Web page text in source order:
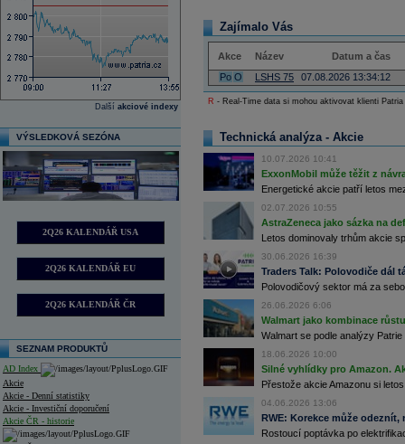
Další akciové indexy
VÝSLEDKOVÁ SEZÓNA
2Q26 KALENDÁŘ USA
2Q26 KALENDÁŘ EU
2Q26 KALENDÁŘ ČR
SEZNAM PRODUKTŮ
AD Index
Akcie
Akcie - Denní statistiky
Akcie - Investiční doporučení
Akcie ČR - historie
Zajímalo Vás
Akce Název
Datum a čas
Po O LSHS 75 07.08.2026 13:34:12
R - Real-Time data si mohou aktivovat klienti
Technická analýza - Akcie
10.07.2026 10:41
ExxonMobil může těžit z
Energetické akcie patří letos
02.07.2026 10:55
AstraZeneca jako sázka na
Letos dominovaly trhům akcie
30.06.2026 16:39
Traders Talk: Polovodiče dál
Polovodičový sektor má za
26.06.2026 6:06
Walmart jako kombinace
Walmart se podle analýzy
18.06.2026 10:00
Silné vyhlídky pro Amazon.
Přestože akcie Amazonu si
04.06.2026 13:06
RWE: Korekce může
Rostoucí poptávka po